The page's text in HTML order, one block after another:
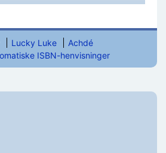
Lucky Luke
Achdé
ISBN-henvisninger